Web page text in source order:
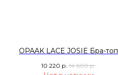
OPAAK LACE JOSIE Бра-топ
10 220 р. 14 600 р.